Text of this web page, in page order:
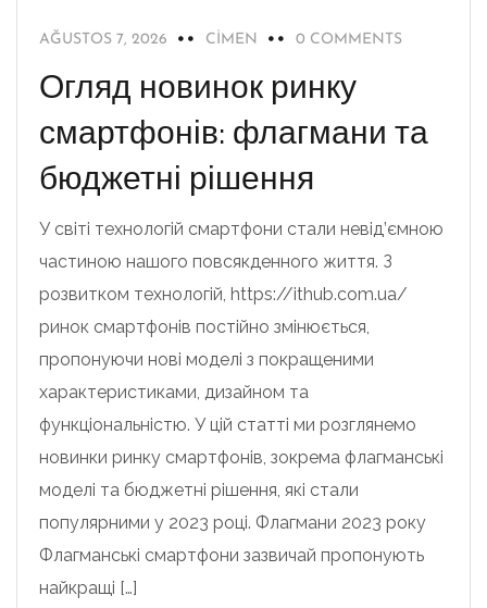
AĞUSTOS 7, 2026 CIMEN 0 COMMENTS
Огляд новинок ринку
смартфонів: флагмани та
бюджетні рішення
У світі технологій смартфони стали невід’ємною
частиною нашого повсякденного життя. З
розвитком технологій, https://ithub.com.ua/
ринок смартфонів постійно змінюється,
пропонуючи нові моделі з покращеними
характеристиками, дизайном та
функціональністю. У цій статті ми розглянемо
новинки ринку смартфонів, зокрема флагманські
моделі та бюджетні рішення, які стали
популярними у 2023 році. Флагмани 2023 року
Флагманські смартфони зазвичай пропонують
найкращі […]